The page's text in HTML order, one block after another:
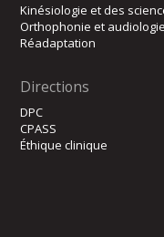
Kinésiologie et des
Orthophonie et audiologie
Réadaptation
Directions
DPC
CPASS
Éthique clinique